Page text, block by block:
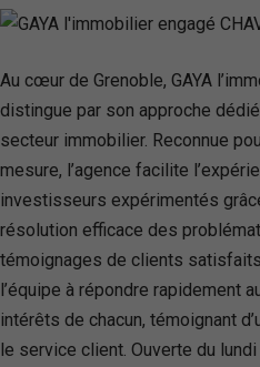
Au cœur de Grenoble, GAYA
distingue par son approche
secteur immobilier. Reconnue
mesure, l’agence facilite
investisseurs expérimentés
résolution efficace des
témoignages de clients
l’équipe à répondre rapidement
intérêts de chacun, témoignant
le service client. Ouverte du